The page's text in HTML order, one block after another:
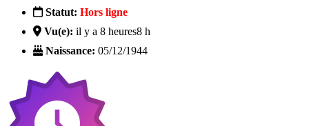
Statut: Hors ligne
Vu(e): il y a 8 heures8 h
Naissance: 05/12/1944